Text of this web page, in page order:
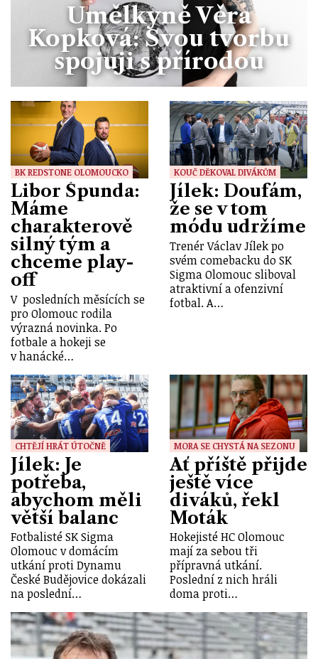
Umělkyně Věra
Kopková: Svou tvorbu
spojuji s přírodou
BK REDSTONE OLOMOUCKO
Libor Špunda:
Máme
charakterově
silný tým a
chceme play-
off
V posledních měsících se
pro Olomouc rodila
výrazná novinka. Po
fotbale a hokeji se
v hanácké…
KOUČ DĚKOVAL DIVÁKŮM
Jílek: Doufám,
že se v tom
módu udržíme
Trenér Václav Jílek po
svém comebacku do SK
Sigma Olomouc sliboval
atraktivní a ofenzivní
fotbal. A…
CHTĚJÍ HRÁT ÚTOČNĚ
Jílek: Je
potřeba,
abychom měli
větší balanc
Fotbalisté SK Sigma
Olomouc v domácím
utkání proti Dynamu
České Budějovice dokázali
na poslední…
MORA SE CHYSTÁ NA SEZONU
Ať příště přijde
ještě více
diváků, řekl
Moták
Hokejisté HC Olomouc
mají za sebou tři
přípravná utkání.
Poslední z nich hráli
doma proti…